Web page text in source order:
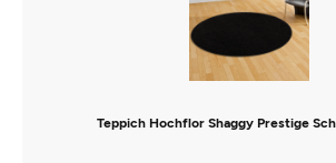
Teppich Hochflor Shaggy Prestige